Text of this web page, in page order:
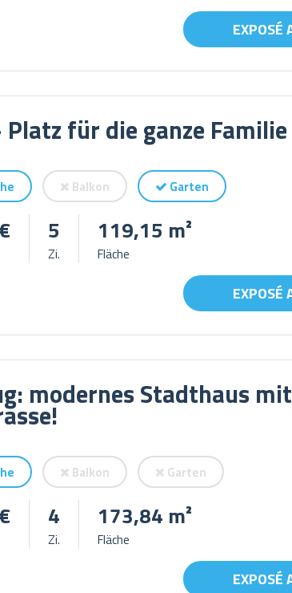
EXPOSÉ
Platz für die ganze Familie
Balkon Garten
5
Zi.
119,15 m²
Fläche
EXPOSÉ
modernes Stadthaus mit
Balkon Garten
4
Zi.
173,84 m²
Fläche
EXPOSÉ